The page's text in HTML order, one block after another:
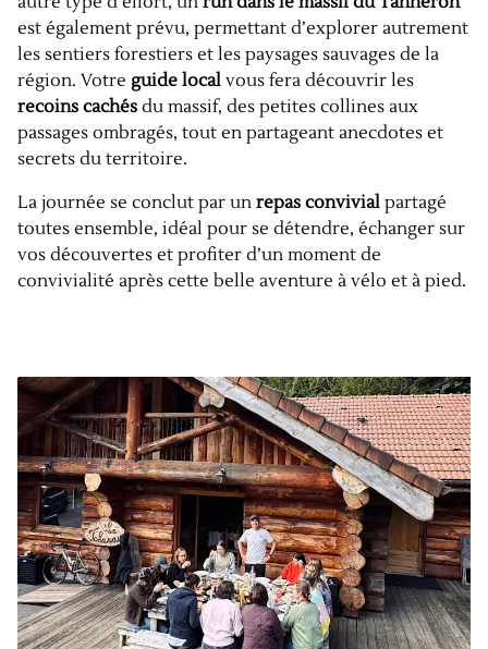
est également prévu, permettant d’explorer autrement
les sentiers forestiers et les paysages sauvages de la
région. Votre guide local vous fera découvrir les
recoins cachés du massif, des petites collines aux
passages ombragés, tout en partageant anecdotes et
secrets du territoire.
La journée se conclut par un repas convivial partagé
toutes ensemble, idéal pour se détendre, échanger sur
vos découvertes et profiter d’un moment de
convivialité après cette belle aventure à vélo et à pied.